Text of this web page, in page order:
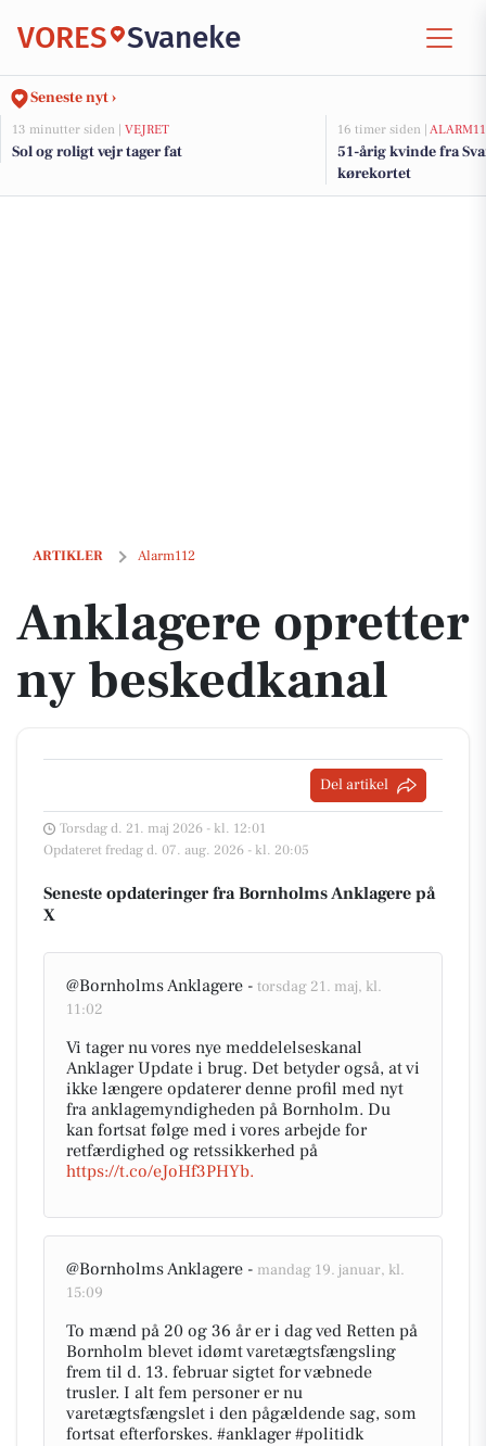
VORES Svaneke
Seneste nyt ›
13 minutter siden | VEJRET
Sol og roligt vejr tager fat
16 timer siden |
51-årig kvinde fra
kørekortet
ARTIKLER Alarm112
Anklagere opretter ny beskedkanal
Anklagere opretter
ny beskedkanal
Del artikel
Torsdag d. 21. maj 2026 - kl. 12:01
Opdateret fredag d. 07. aug. 2026 - kl. 20:05
Seneste opdateringer fra Bornholms Anklagere på
X
@Bornholms Anklagere - torsdag 21. maj, kl.
11:02
Vi tager nu vores nye meddelelseskanal
Anklager Update i brug. Det betyder også, at vi
ikke længere opdaterer denne profil med nyt
fra anklagemyndigheden på Bornholm. Du
kan fortsat følge med i vores arbejde for
retfærdighed og retssikkerhed på
https://t.co/eJoHf3PHYb.
@Bornholms Anklagere - mandag 19. januar, kl.
15:09
To mænd på 20 og 36 år er i dag ved Retten på
Bornholm blevet idømt varetægtsfængsling
frem til d. 13. februar sigtet for væbnede
trusler. I alt fem personer er nu
varetægtsfængslet i den pågældende sag, som
fortsat efterforskes. #anklager #politidk